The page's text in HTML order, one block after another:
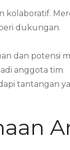
kolaboratif.
dukungan.
dan potensi
anggota tim.
tantangan